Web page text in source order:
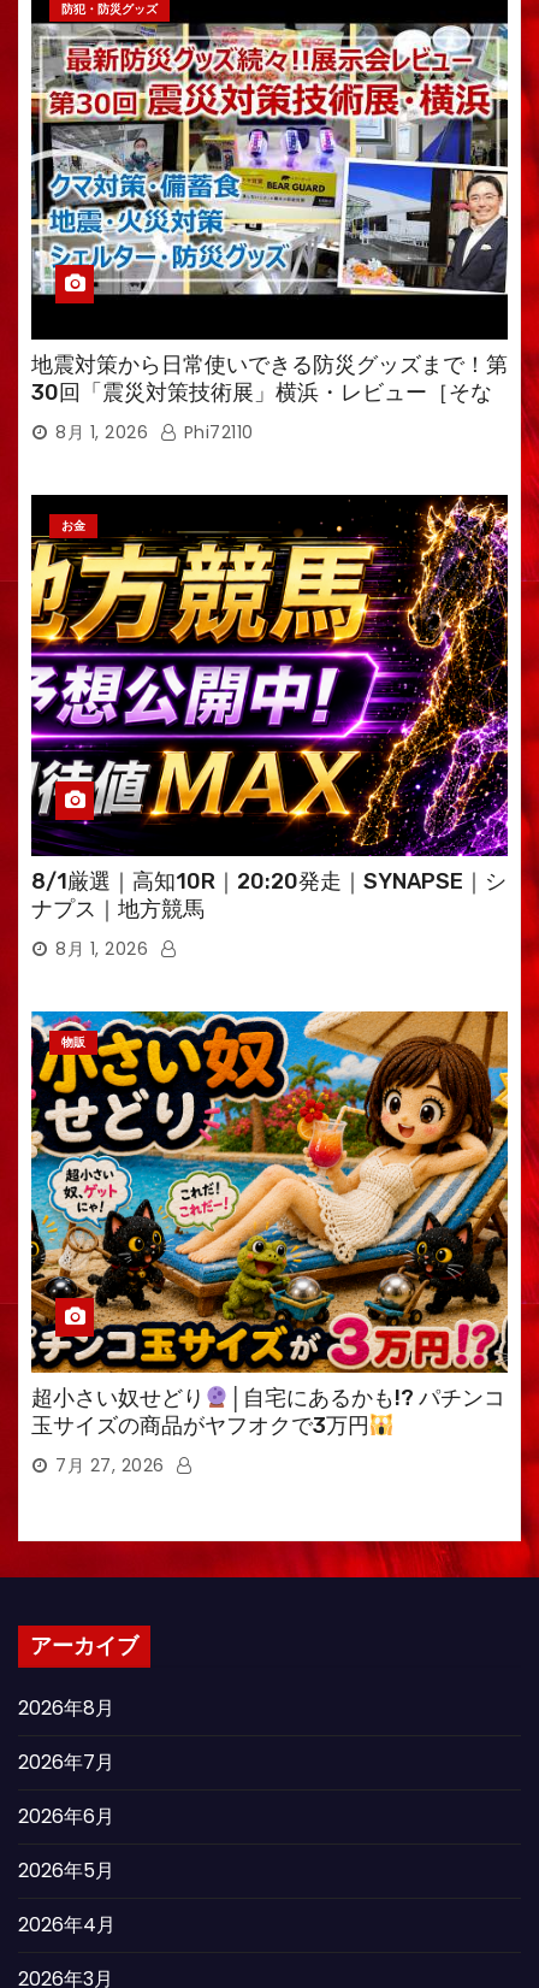
防犯・防災グッズ
地震対策から日常使いできる防災グッズまで！第
30回「震災対策技術展」横浜・レビュー［そな
えるTV・高荷智也］
8月 1, 2026 Phi72110
お金
8/1厳選｜高知10R｜20:20発走｜SYNAPSE｜シ
ナプス｜地方競馬
8月 1, 2026
物販
超小さい奴せどり
│自宅にあるかも!? パチンコ
玉サイズの商品がヤフオクで3万円
7月 27, 2026
アーカイブ
2026年8月
2026年7月
2026年6月
2026年5月
2026年4月
2026年3月